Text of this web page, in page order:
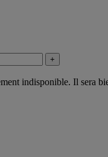
+
indisponible. Il sera